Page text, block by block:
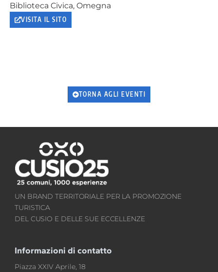
Biblioteca Civica, Omegna
VISITA IL SITO
TORNA AGLI EVENTI
UN BRAND TERRITORIALE PER LA PROMOZIONE
TURISTICA
DEL CUSIO E DELLE SUE ECCELLENZE
Informazioni di contatto
Piazza XXIV Aprile, 18